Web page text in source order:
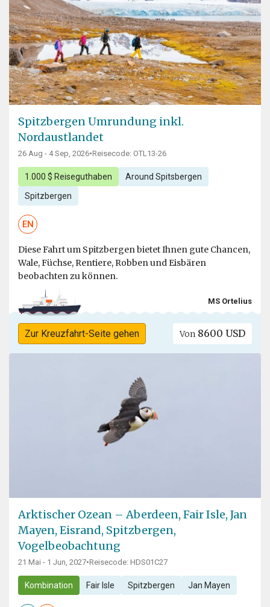
Spitzbergen Umrundung inkl.
Nordaustlandet
26 Aug - 4 Sep, 2026•Reisecode: OTL13-26
1.000 $ Reiseguthaben Around Spitsbergen
Spitzbergen
EN
Diese Fahrt um Spitzbergen bietet Ihnen gute Chancen,
Wale, Füchse, Rentiere, Robben und Eisbären
beobachten zu können.
MS Ortelius
Zur Kreuzfahrt-Seite gehen Von 8600 USD
Arktischer Ozean – Aberdeen, Fair Isle, Jan
Mayen, Eisrand, Spitzbergen,
Vogelbeobachtung
21 Mai - 1 Jun, 2027•Reisecode: HDS01C27
Kombination Fair Isle Spitzbergen Jan Mayen